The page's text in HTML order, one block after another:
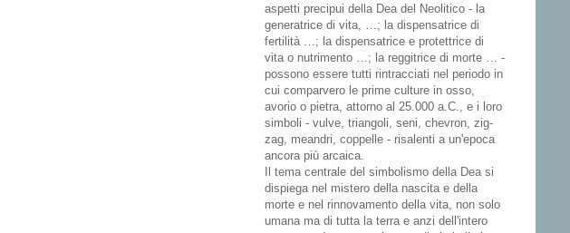
aspetti precipui della Dea del Neolitico - la
generatrice di vita, …; la dispensatrice di
fertilità …; la dispensatrice e protettrice di
vita o nutrimento …; la reggitrice di morte … -
possono essere tutti rintracciati nel periodo in
cui comparvero le prime culture in osso,
avorio o pietra, attorno al 25.000 a.C., e i loro
simboli - vulve, triangoli, seni, chevron, zig-
zag, meandri, coppelle - risalenti a un'epoca
ancora più arcaica.
Il tema centrale del simbolismo della Dea si
dispiega nel mistero della nascita e della
morte e nel rinnovamento della vita, non solo
umana ma di tutta la terra e anzi dell'intero